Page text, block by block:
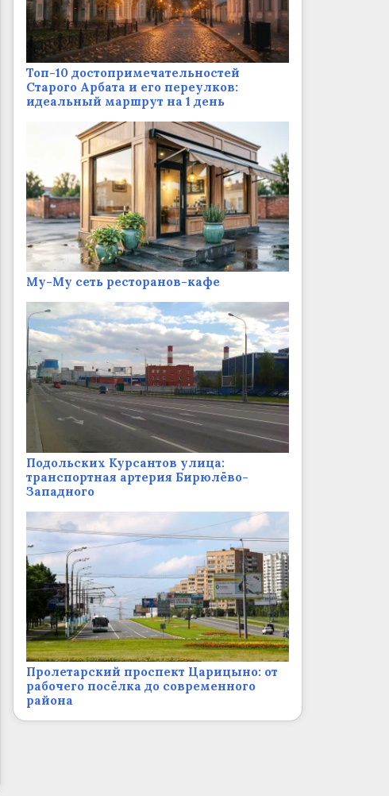
Топ-10 достопримечательностей
Старого Арбата и его переулков:
идеальный маршрут на 1 день
Му-Му сеть ресторанов-кафе
Подольских Курсантов улица:
транспортная артерия Бирюлёво-
Западного
Пролетарский проспект Царицыно: от
рабочего посёлка до современного
района